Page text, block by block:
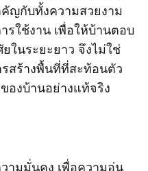
ญกับทั้งความสวยงาม
รใช้งาน เพื่อให้บ้านตอบ
ในระยะยาว จึงไม่ใช่
สร้างพื้นที่ที่สะท้อนตัว
งบ้านอย่างแท้จริง
ามมั่นคง เพื่อความอุ่น